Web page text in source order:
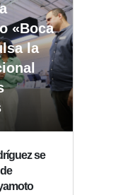
«Boca
la
se